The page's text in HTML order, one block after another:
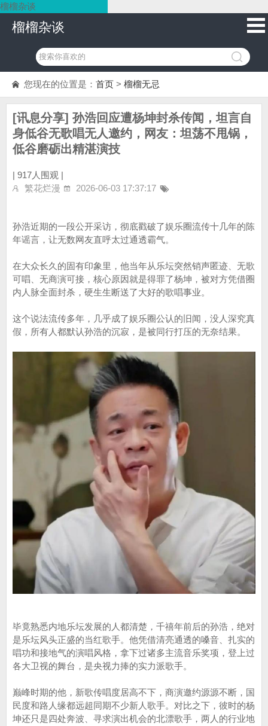
榴榴杂谈
榴榴杂谈
您现在的位置是： 首页 > 榴榴无忌
[讯息分享] 孙浩回应遭杨坤封杀传闻，坦言自
身低谷无歌唱无人邀约，网友：坦荡不甩锅，
低谷磨砺出精湛演技
| 917人围观 |
繁花烂漫
2026-06-03 17:37:17
孙浩近期的一段公开采访，彻底戳破了娱乐圈流传十几年的陈
年谣言，让无数网友直呼太过通透霸气。
在大众长久的固有印象里，他当年从乐坛突然销声匿迹、无歌
可唱、无商演可接，核心原因就是得罪了杨坤，被对方凭借圈
内人脉全面封杀，硬生生断送了大好的歌唱事业。
这个说法流传多年，几乎成了娱乐圈公认的旧闻，没人深究真
假，所有人都默认孙浩的沉寂，是被同行打压的无奈结果。
毕竟熟悉内地乐坛发展的人都清楚，千禧年前后的孙浩，绝对
是乐坛风头正盛的当红歌手。他凭借清亮通透的嗓音、扎实的
唱功和接地气的演唱风格，拿下过诸多主流音乐奖项，登上过
各大卫视的舞台，是央视力捧的实力派歌手。
巅峰时期的他，新歌传唱度居高不下，商演邀约源源不断，国
民度和路人缘都远超同期不少新人歌手。对比之下，彼时的杨
坤还只是四处奔波、寻求演出机会的北漂歌手，两人的行业地